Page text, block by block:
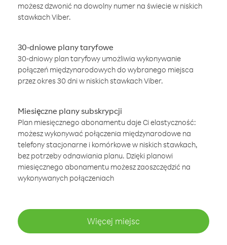
możesz dzwonić na dowolny numer na świecie w niskich
stawkach Viber.
30-dniowe plany taryfowe
30-dniowy plan taryfowy umożliwia wykonywanie
połączeń międzynarodowych do wybranego miejsca
przez okres 30 dni w niskich stawkach Viber.
Miesięczne plany subskrypcji
Plan miesięcznego abonamentu daje Ci elastyczność:
możesz wykonywać połączenia międzynarodowe na
telefony stacjonarne i komórkowe w niskich stawkach,
bez potrzeby odnawiania planu. Dzięki planowi
miesięcznego abonamentu możesz zaoszczędzić na
wykonywanych połączeniach
Więcej miejsc